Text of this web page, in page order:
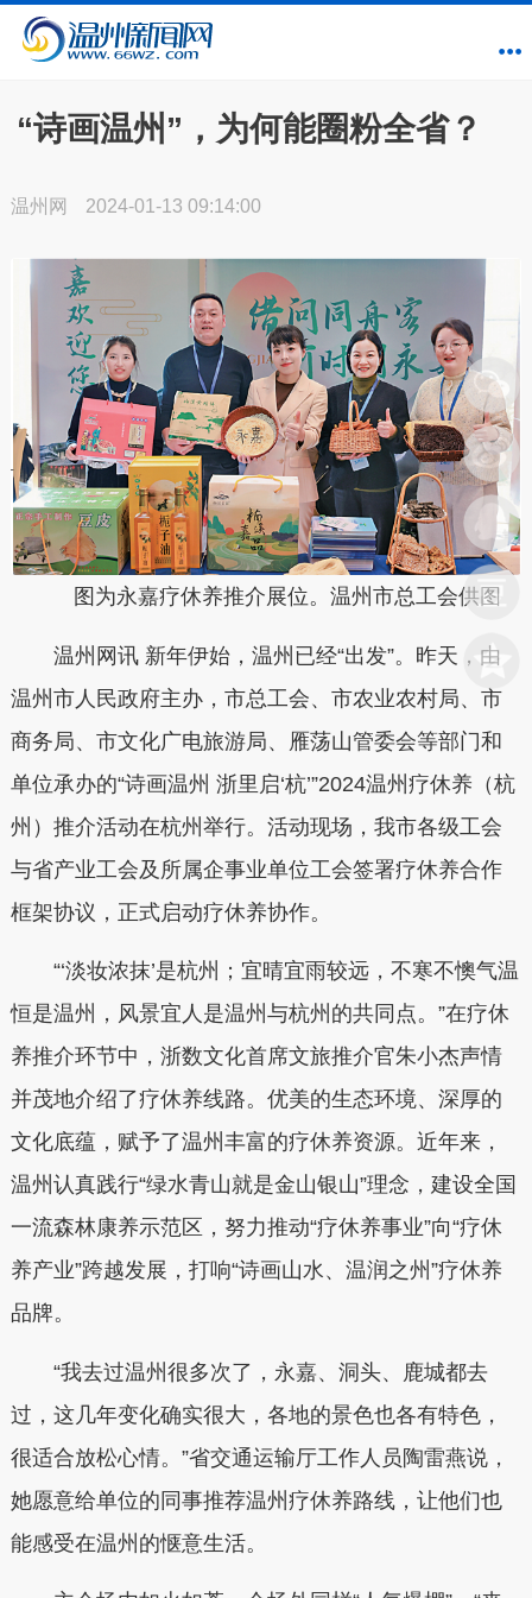
“诗画温州”，为何能圈粉全省？
温州网 2024-01-13 09:14:00
图为永嘉疗休养推介展位。温州市总工会供图
温州网讯 新年伊始，温州已经“出发”。昨天，由
温州市人民政府主办，市总工会、市农业农村局、市
商务局、市文化广电旅游局、雁荡山管委会等部门和
单位承办的“诗画温州 浙里启‘杭’”2024温州疗休养（杭
州）推介活动在杭州举行。活动现场，我市各级工会
与省产业工会及所属企事业单位工会签署疗休养合作
框架协议，正式启动疗休养协作。
“‘淡妆浓抹’是杭州；宜晴宜雨较远，不寒不懊气温
恒是温州，风景宜人是温州与杭州的共同点。”在疗休
养推介环节中，浙数文化首席文旅推介官朱小杰声情
并茂地介绍了疗休养线路。优美的生态环境、深厚的
文化底蕴，赋予了温州丰富的疗休养资源。近年来，
温州认真践行“绿水青山就是金山银山”理念，建设全国
一流森林康养示范区，努力推动“疗休养事业”向“疗休
养产业”跨越发展，打响“诗画山水、温润之州”疗休养
品牌。
“我去过温州很多次了，永嘉、洞头、鹿城都去
过，这几年变化确实很大，各地的景色也各有特色，
很适合放松心情。”省交通运输厅工作人员陶雷燕说，
她愿意给单位的同事推荐温州疗休养路线，让他们也
能感受在温州的惬意生活。